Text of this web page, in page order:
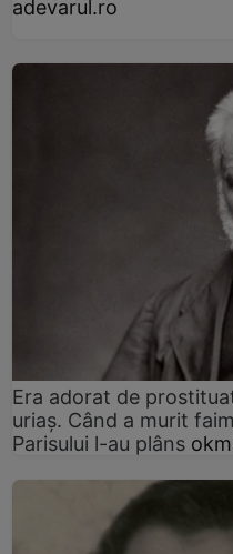
adevarul.ro
Era adorat de
uriaș. Când a murit
Parisului l-au plâns